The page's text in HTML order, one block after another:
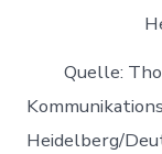
Quelle:
Heidelberg/